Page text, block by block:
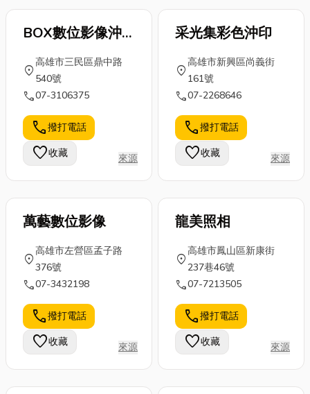
它就像人體的
心臟，負責輸
維持整體運作
的穩定與效
率。然而，一
台泵浦的效能
與壽命，往往
取決於細節
——也就是每
一個關鍵的泵
浦零...
樹木保持健康
的生長狀態，
季節時樹枝斷
清除雜草則能
讓庭院看起來
更整潔，減少
蚊蟲滋生。 除
了庭院內部，
房屋的外觀...
成損害， 因此
及時找出漏水
的原因並加以
處理是非常重
我就來跟大家
因如何釐清以
及在進行漏水
鑑定時的注意
BOX數位影像沖
印館
location_on
高雄市三民區鼎中路
540號
call07-3106375
call撥打電話
favorite收藏 來源
采光集彩色沖印
location_on
高雄市新興區尚義街
161號
call07-2268646
call撥打電話
favorite收藏 來源
萬藝數位影像
location_on
高雄市左營區孟子路
376號
call07-3432198
call撥打電話
favorite收藏 來源
龍美照相
location_on
高雄市鳳山區新康街
237巷46號
call07-7213505
call撥打電話
favorite收藏 來源